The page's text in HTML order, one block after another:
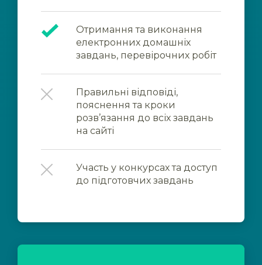
Отримання та виконання
електронних домашніх
завдань, перевірочних робіт
Правильні відповіді,
пояснення та кроки
розв’язання до всіх завдань
на сайті
Участь у конкурсах та доступ
до підготовчих завдань